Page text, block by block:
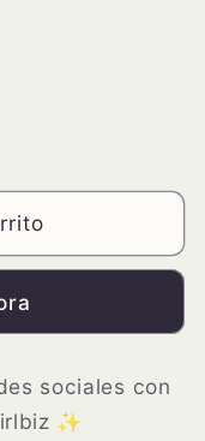
sociales con
✨